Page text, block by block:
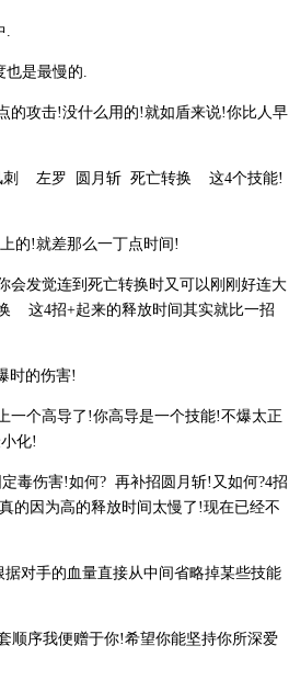
.
是最慢的.
攻击!没什么用的!就如盾来说!你比人早
左罗 圆月斩 死亡转换 这4个技能!
!就差那么一丁点时间!
发觉连到死亡转换时又可以刚刚好连大
4招+起来的释放时间其实就比一招
时的伤害!
个高导了!你高导是一个技能!不爆太正
化!
害!如何? 再补招圆月斩!又如何?4招
因为高的释放时间太慢了!现在已经不
手的血量直接从中间省略掉某些技能
序我便赠于你!希望你能坚持你所深爱